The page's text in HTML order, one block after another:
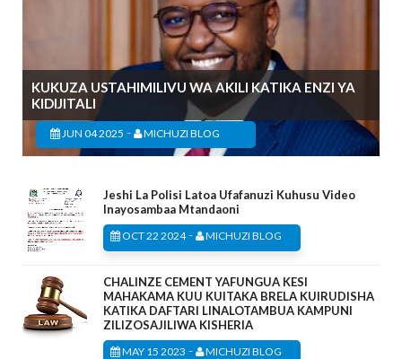
KUKUZA USTAHIMILIVU WA AKILI KATIKA ENZI YA
KIDIJITALI
JUN 04 2025 - MICHUZI BLOG
Jeshi La Polisi Latoa Ufafanuzi Kuhusu Video
Inayosambaa Mtandaoni
OCT 22 2024- MICHUZI BLOG
CHALINZE CEMENT YAFUNGUA KESI
MAHAKAMA KUU KUITAKA BRELA KUIRUDISHA
KATIKA DAFTARI LINALOTAMBUA KAMPUNI
ZILIZOSAJILIWA KISHERIA
MAY 15 2023 - MICHUZI BLOG